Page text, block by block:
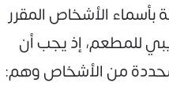
بأسماء الأشخاص المقرر
للمطعم، إذ يجب أن
من الأشخاص وهم: